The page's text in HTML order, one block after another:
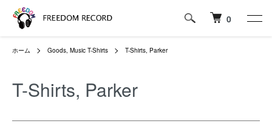
0
ホーム Goods, Music T-Shirts T-Shirts, Parker
T-Shirts, Parker